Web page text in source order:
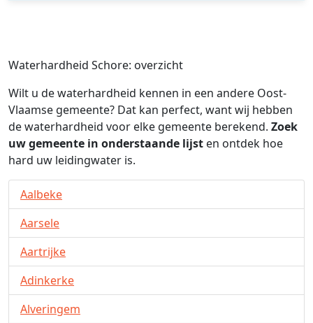
Waterhardheid Schore: overzicht
Wilt u de waterhardheid kennen in een andere Oost-
Vlaamse gemeente? Dat kan perfect, want wij hebben
de waterhardheid voor elke gemeente berekend. Zoek
uw gemeente in onderstaande lijst en ontdek hoe
hard uw leidingwater is.
Aalbeke
Aarsele
Aartrijke
Adinkerke
Alveringem